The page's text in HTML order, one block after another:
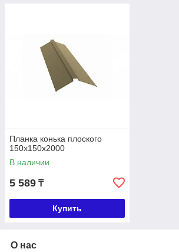
Планка конька плоского
150х150х2000
В наличии
5 589 ₸
Купить
О нас